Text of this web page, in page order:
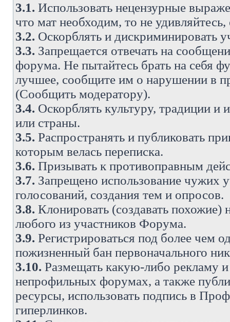
3.1. Использовать нецензурные
что мат необходим, то не
3.2. Оскорблять и дискриминировать
3.3. Запрещается отвечать на
форума. Не пытайтесь брать на себя
лучшее, сообщите им о нарушении в
(Сообщить модератору).
3.4. Оскорблять культуру, традиции
или страны.
3.5. Распространять и публиковать
которым велась переписка.
3.6. Призывать к противоправным
3.7. Запрещено использование чужих
голосований, создания тем и опросов.
3.8. Клонировать (создавать похожие)
любого из участников Форума.
3.9. Регистрироваться под более чем
пожизненный бан первоначального
3.10. Размещать какую-либо рекламу
непрофильных форумах, а также
ресурсы, использовать подпись в
гиперлинков.